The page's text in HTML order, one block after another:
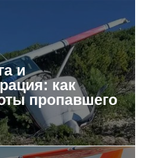
и
как
пропавшего